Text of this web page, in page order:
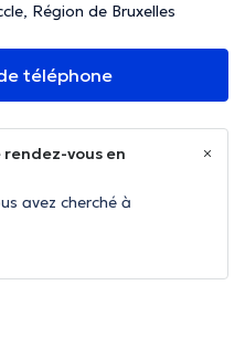
Région de Bruxelles
téléphone
vous en
avez cherché à